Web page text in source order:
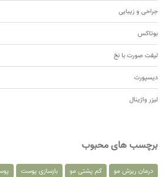
جراحی و زیبایی
بوتاکس
لیفت صورت با نخ
دیسپورت
لیزر واژینال
برچسب های محبوب
درمان ریزش مو کم پشتی مو بازسازی پوست